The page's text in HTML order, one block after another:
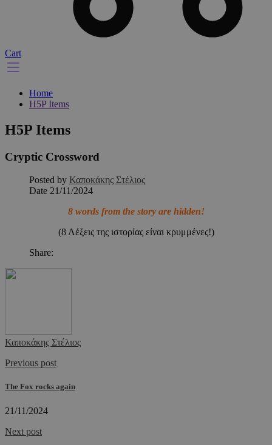
Cart
Home
H5P Items
H5P Items
Cryptic Crossword
Posted by Καποκάκης Στέλιος
Date 21/11/2024
8 words from the story are hidden!
(8 Λέξεις της ιστορίας είναι κρυμμένες!)
Share:
Καποκάκης Στέλιος
Previous post
The Fox rocks again
21/11/2024
Next post